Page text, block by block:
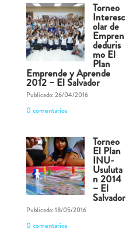
Torneo
Interesc
olar de
Empren
deduris
mo El
Plan
Emprende y Aprende
2012 – El Salvador
Publicado: 26/04/2016
0 comentarios
Torneo
El Plan
INU-
Usuluta
n 2014
– El
Salvador
Publicado: 18/05/2016
0 comentarios